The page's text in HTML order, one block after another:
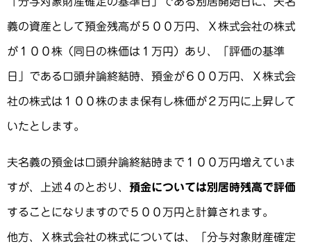
義の資産として預金残高が５００万円、Ｘ株式会社の株式
が１００株（同日の株価は１万円）あり、「評価の基準
日」である口頭弁論終結時、預金が６００万円、Ｘ株式会
社の株式は１００株のまま保有し株価が２万円に上昇して
いたとします。
夫名義の預金は口頭弁論終結時まで１００万円増えていま
すが、上述４のとおり、 預金については別居時残高で評価
することになりますので５００万円と計算されます。
他方、Ｘ株式会社の株式については、「分与対象財産確定